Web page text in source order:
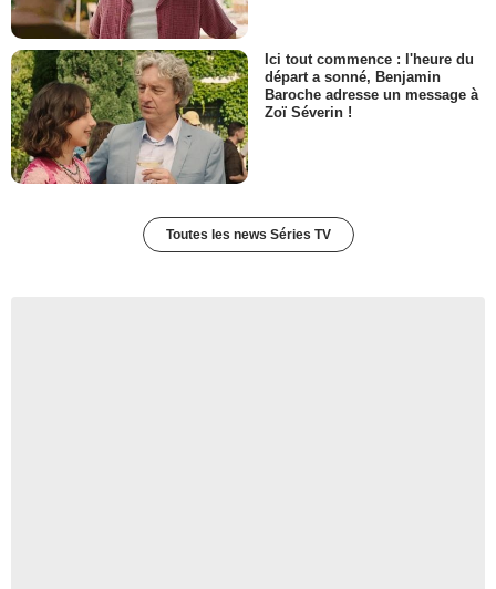
Ici tout commence : l'heure du
départ a sonné, Benjamin
Baroche adresse un message à
Zoï Séverin !
Toutes les news Séries TV